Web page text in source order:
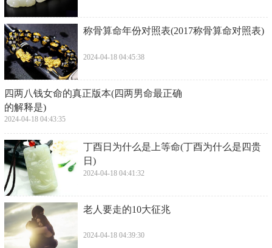
​称骨算命年份对照表(2017称骨算命对照表)
2024-04-18 04:45:38
​四两八钱女命的真正版本(四两男命最正确
的解释是)
2024-04-18 04:43:35
​丁酉日为什么是上等命(丁酉为什么是四贵
日)
2024-04-18 04:41:32
​老人要走的10大征兆
2024-04-18 04:39:30